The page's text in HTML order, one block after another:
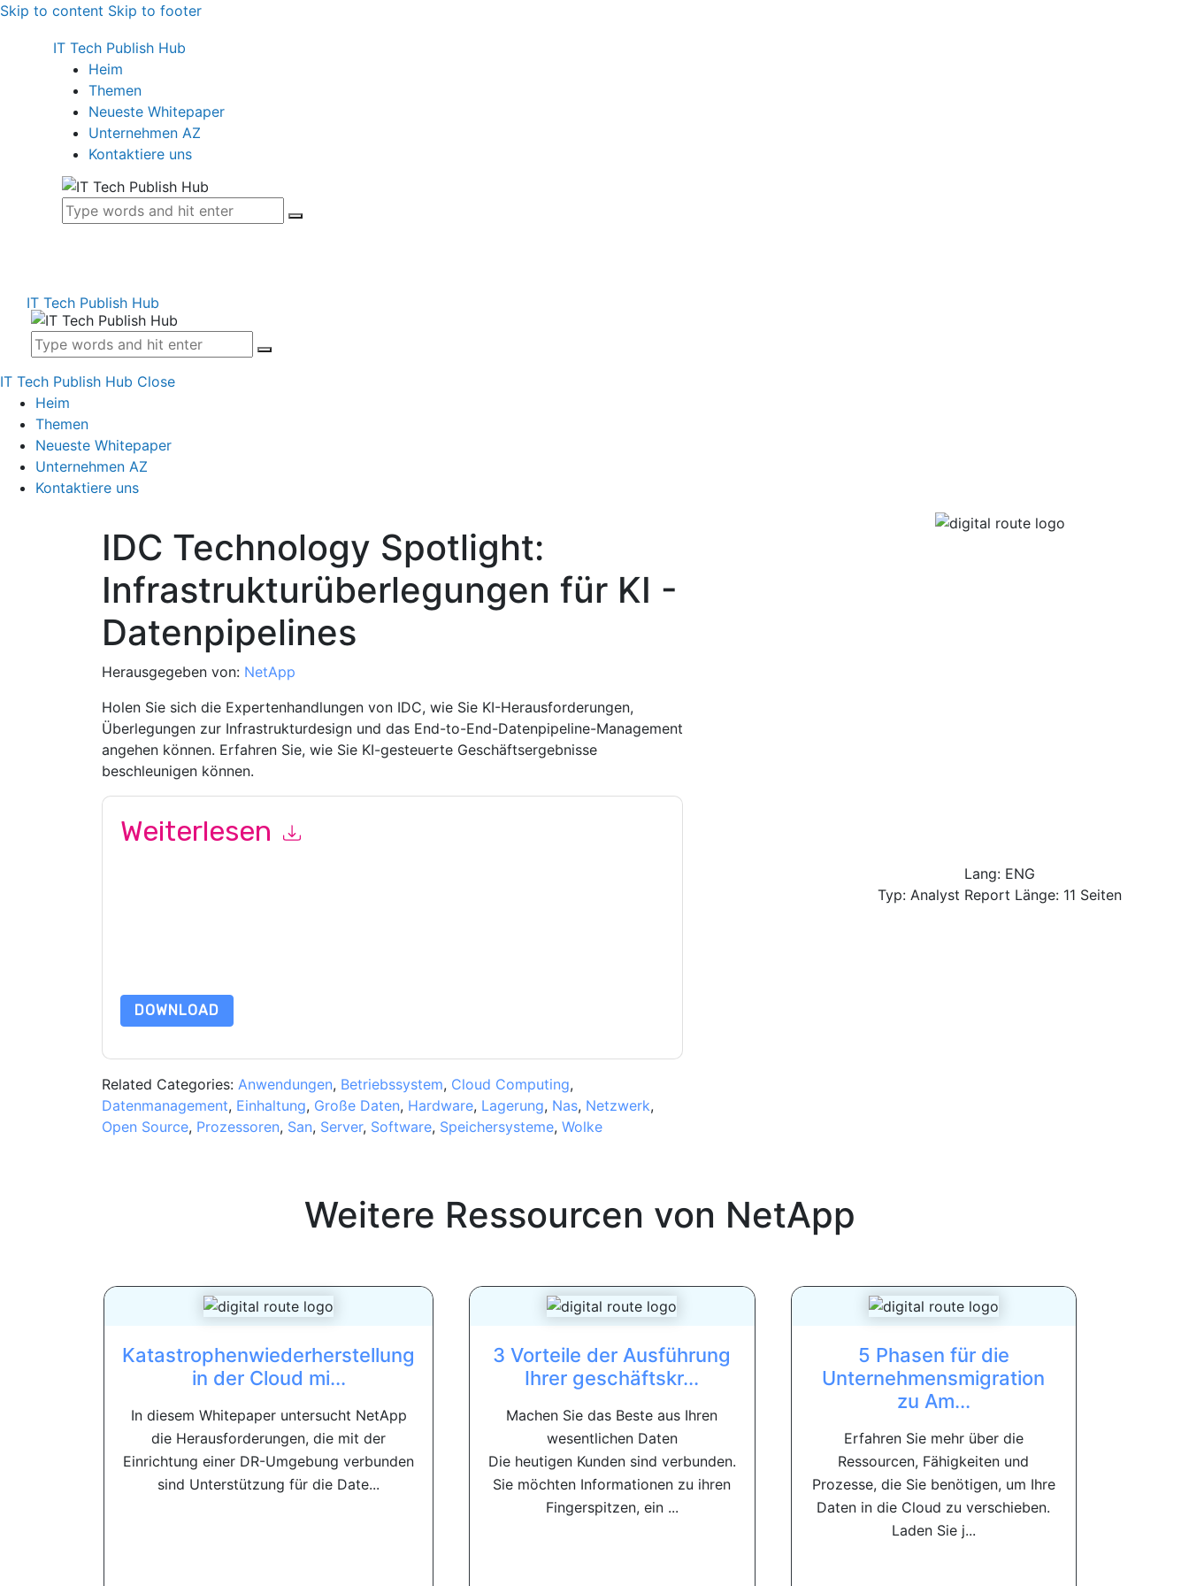
Skip to content Skip to footer
IT Tech Publish Hub
Heim
Themen
Neueste Whitepaper
Unternehmen AZ
Kontaktiere uns
IT Tech Publish Hub
IT Tech Publish Hub Close
Heim
Themen
Neueste Whitepaper
Unternehmen AZ
Kontaktiere uns
IDC Technology Spotlight:
Infrastrukturüberlegungen für KI -
Datenpipelines
Herausgegeben von: NetApp
Holen Sie sich die Expertenhandlungen von IDC, wie Sie KI-Herausforderungen,
Überlegungen zur Infrastrukturdesign und das End-to-End-Datenpipeline-Management
angehen können. Erfahren Sie, wie Sie KI-gesteuerte Geschäftsergebnisse
beschleunigen können.
Weiterlesen
DOWNLOAD
Related Categories: Anwendungen, Betriebssystem, Cloud Computing,
Datenmanagement, Einhaltung, Große Daten, Hardware, Lagerung, Nas, Netzwerk,
Open Source, Prozessoren, San, Server, Software, Speichersysteme, Wolke
Lang: ENG
Typ: Analyst Report Länge: 11 Seiten
Weitere Ressourcen von NetApp
Katastrophenwiederherstellung
in der Cloud mi...
In diesem Whitepaper untersucht NetApp
die Herausforderungen, die mit der
Einrichtung einer DR-Umgebung verbunden
sind Unterstützung für die Date...
3 Vorteile der Ausführung
Ihrer geschäftskr...
Machen Sie das Beste aus Ihren
wesentlichen Daten
Die heutigen Kunden sind verbunden.
Sie möchten Informationen zu ihren
Fingerspitzen, ein ...
5 Phasen für die
Unternehmensmigration
zu Am...
Erfahren Sie mehr über die
Ressourcen, Fähigkeiten und
Prozesse, die Sie benötigen, um Ihre
Daten in die Cloud zu verschieben.
Laden Sie j...